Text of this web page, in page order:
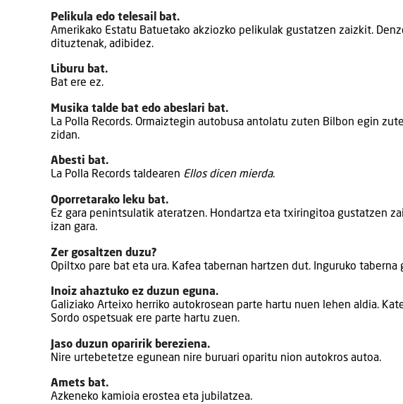
Pelikula edo telesail bat.
Amerikako Estatu Batuetako akziozko pelikulak gustatzen zaizkit.
dituztenak, adibidez.
Liburu bat.
Bat ere ez.
Musika talde bat edo abeslari bat.
La Polla Records. Ormaiztegin autobusa antolatu zuten Bilbon egin
zidan.
Abesti bat.
La Polla Records taldearen Ellos dicen mierda.
Oporretarako leku bat.
Ez gara penintsulatik ateratzen. Hondartza eta txiringitoa gustatzen
izan gara.
Zer gosaltzen duzu?
Opiltxo pare bat eta ura. Kafea tabernan hartzen dut. Inguruko
Inoiz ahaztuko ez duzun eguna.
Galiziako Arteixo herriko autokrosean parte hartu nuen lehen aldia.
Sordo ospetsuak ere parte hartu zuen.
Jaso duzun oparirik bereziena.
Nire urtebetetze egunean nire buruari oparitu nion autokros autoa.
Amets bat.
Azkeneko kamioia erostea eta jubilatzea.